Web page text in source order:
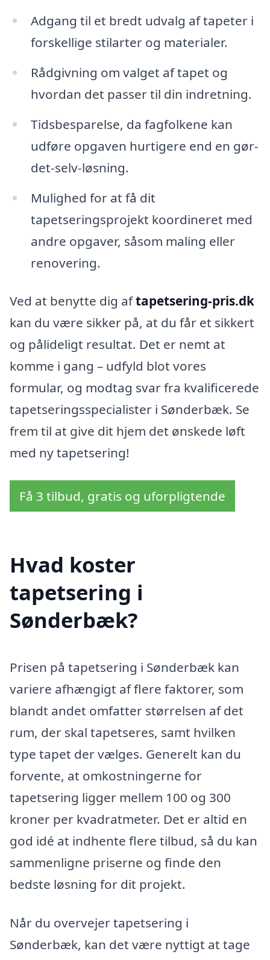
Adgang til et bredt udvalg af tapeter i
forskellige stilarter og materialer.
Rådgivning om valget af tapet og
hvordan det passer til din indretning.
Tidsbesparelse, da fagfolkene kan
udføre opgaven hurtigere end en gør-
det-selv-løsning.
Mulighed for at få dit
tapetseringsprojekt koordineret med
andre opgaver, såsom maling eller
renovering.
Ved at benytte dig aftapetsering-pris.dk
kan du være sikker på, at du får et sikkert
og pålideligt resultat. Det er nemt at
komme i gang – udfyld blot vores
formular, og modtag svar fra kvalificerede
tapetseringsspecialister i Sønderbæk. Se
frem til at give dit hjem det ønskede løft
med ny tapetsering!
Få 3 tilbud, gratis og uforpligtende
Hvad koster
tapetsering i
Sønderbæk?
Prisen på tapetsering i Sønderbæk kan
variere afhængigt af flere faktorer, som
blandt andet omfatter størrelsen af det
rum, der skal tapetseres, samt hvilken
type tapet der vælges. Generelt kan du
forvente, at omkostningerne for
tapetsering ligger mellem 100 og 300
kroner per kvadratmeter. Det er altid en
god idé at indhente flere tilbud, så du kan
sammenligne priserne og finde den
bedste løsning for dit projekt.
Når du overvejer tapetsering i
Sønderbæk, kan det være nyttigt at tage